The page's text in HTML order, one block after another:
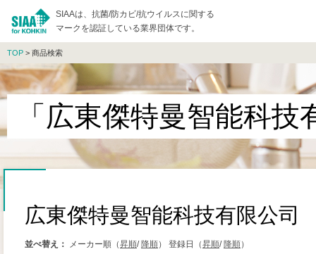
SIAAは、抗菌/防カビ/抗ウイルスに関する
マークを認証している業界団体です。
TOP > 商品検索
「広東傑特曼智能科
広東傑特曼智能科技有限公司
並べ替え： メーカー順（昇順/ 降順） 登録日（昇順/ 降順）